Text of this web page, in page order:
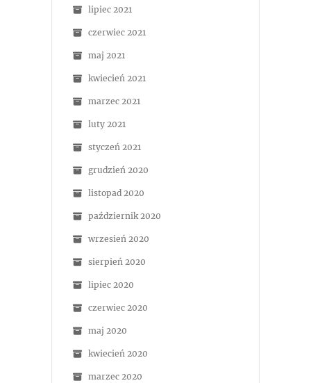
lipiec 2021
czerwiec 2021
maj 2021
kwiecień 2021
marzec 2021
luty 2021
styczeń 2021
grudzień 2020
listopad 2020
październik 2020
wrzesień 2020
sierpień 2020
lipiec 2020
czerwiec 2020
maj 2020
kwiecień 2020
marzec 2020